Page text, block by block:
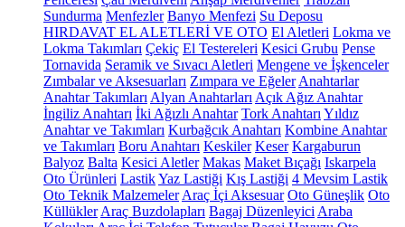
Sundurma Menfezler Banyo Menfezi Su Deposu
HIRDAVAT EL ALETLERİ VE OTO El Aletleri Lokma ve
Lokma Takımları Çekiç El Testereleri Kesici Grubu Pense
Tornavida Seramik ve Sıvacı Aletleri Mengene ve İşkenceler
Zımbalar ve Aksesuarları Zımpara ve Eğeler Anahtarlar
Anahtar Takımları Alyan Anahtarları Açık Ağız Anahtar
İngiliz Anahtarı İki Ağızlı Anahtar Tork Anahtarı Yıldız
Anahtar ve Takımları Kurbağcık Anahtarı Kombine Anahtar
ve Takımları Boru Anahtarı Keskiler Keser Kargaburun
Balyoz Balta Kesici Aletler Makas Maket Bıçağı Iskarpela
Oto Ürünleri LastikYaz Lastiği Kış Lastiği 4 Mevsim Lastik
Oto Teknik Malzemeler Araç İçi Aksesuar Oto Güneşlik Oto
Küllükler Araç Buzdolapları Bagaj Düzenleyici Araba